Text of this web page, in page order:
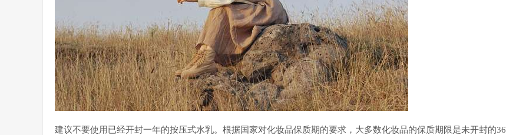
建议不要使用已经开封一年的按压式水乳。根据国家对化妆品保质期的要求，大多数化妆品的保质期限是未开封的36